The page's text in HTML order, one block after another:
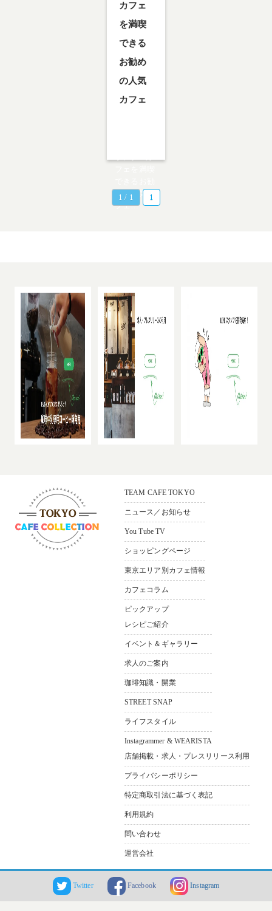
カフェ
を満喫
できる
お勧め
の人気
カフェ
めの人気カ
フェ…
1 / 1 1
TEAM CAFE TOKYO
ニュース／お知らせ
You Tube TV
ショッピングページ
東京エリア別カフェ情報
カフェコラム
ピックアップ
レシピご紹介
イベント＆ギャラリー
求人のご案内
珈琲知識・開業
STREET SNAP
ライフスタイル
Instagrammer & WEARISTA
店舗掲載・求人・プレスリリース利用
プライバシーポリシー
特定商取引法に基づく表記
利用規約
問い合わせ
運営会社
Twitter Facebook Instagram